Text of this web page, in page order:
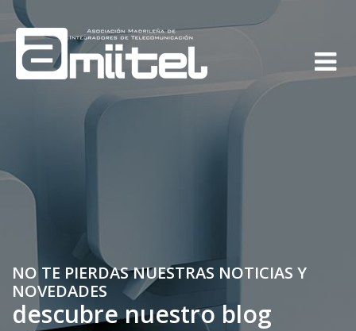
NO TE PIERDAS NUESTRAS NOTICIAS Y
NOVEDADES
descubre nuestro blog